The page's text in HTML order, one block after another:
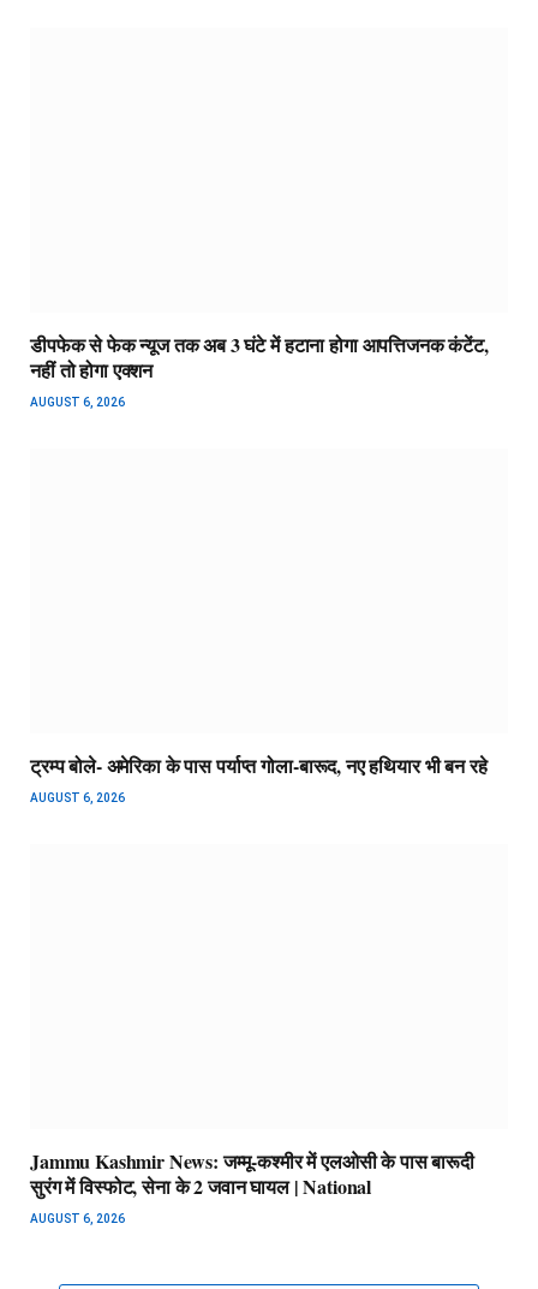
डीपफेक से फेक न्यूज तक अब 3 घंटे में हटाना होगा आपत्तिजनक कंटेंट,
नहीं तो होगा एक्शन
AUGUST 6, 2026
ट्रम्प बोले- अमेरिका के पास पर्याप्त गोला-बारूद, नए हथियार भी बन रहे
AUGUST 6, 2026
Jammu Kashmir News: जम्मू-कश्मीर में एलओसी के पास बारूदी
सुरंग में विस्फोट, सेना के 2 जवान घायल | National
AUGUST 6, 2026